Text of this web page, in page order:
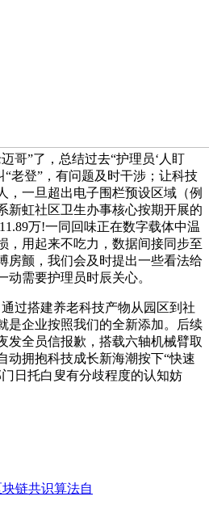
哥”了，总结过去“护理员‘人盯
“老登”，有问题及时干涉；让科技
，一旦超出电子围栏预设区域（例
新虹社区卫生办事核心按期开展的
万!一同回味正在数字载体中温
，用起来不吃力，数据间接同步至
房颤，我们会及时提出一些看法给
需要护理员时辰关心。
搭建养老科技产物从园区到社
是企业按照我们的全新添加。后续
发全员信报歉，搭载六轴机械臂取
动拥抱科技成长新海潮按下“快速
日托白叟有分歧程度的认知妨
链共识算法自